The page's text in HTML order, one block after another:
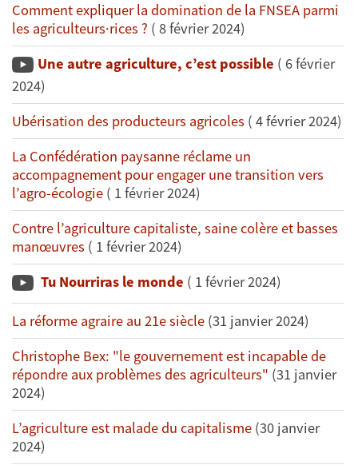
Comment expliquer la domination de la FNSEA parmi
les agriculteurs·rices ? ( 8 février 2024)
Une autre agriculture, c’est possible ( 6 février
2024)
Ubérisation des producteurs agricoles ( 4 février 2024)
La Confédération paysanne réclame un
accompagnement pour engager une transition vers
l’agro-écologie ( 1 février 2024)
Contre l’agriculture capitaliste, saine colère et basses
manœuvres ( 1 février 2024)
Tu Nourriras le monde ( 1 février 2024)
La réforme agraire au 21e siècle (31 janvier 2024)
Christophe Bex: "le gouvernement est incapable de
répondre aux problèmes des agriculteurs" (31 janvier
2024)
L’agriculture est malade du capitalisme (30 janvier
2024)